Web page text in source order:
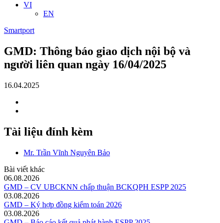
VI
EN
Smartport
GMD: Thông báo giao dịch nội bộ và
người liên quan ngày 16/04/2025
16.04.2025
Tài liệu đính kèm
Mr. Trần Vĩnh Nguyên Bảo
Bài viết khác
06.08.2026
GMD – CV UBCKNN chấp thuận BCKQPH ESPP 2025
03.08.2026
GMD – Ký hợp đồng kiểm toán 2026
03.08.2026